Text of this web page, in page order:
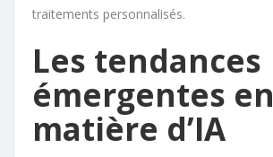
traitements personnalisés.
Les tendances
émergentes en
matière d’IA